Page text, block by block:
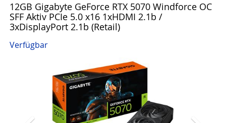
12GB Gigabyte GeForce RTX 5070 Windforce OC
SFF Aktiv PCIe 5.0 x16 1xHDMI 2.1b /
3xDisplayPort 2.1b (Retail)
Verfügbar
Zurück